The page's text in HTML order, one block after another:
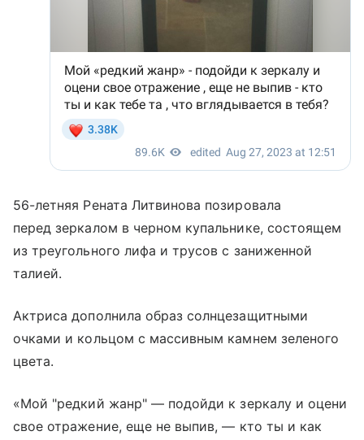
56-летняя Рената Литвинова позировала
перед зеркалом в черном купальнике, состоящем
из треугольного лифа и трусов с заниженной
талией.
Актриса дополнила образ солнцезащитными
очками и кольцом с массивным камнем зеленого
цвета.
«Мой "редкий жанр" — подойди к зеркалу и оцени
свое отражение, еще не выпив, — кто ты и как